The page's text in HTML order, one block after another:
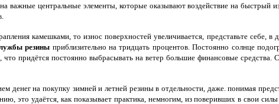
важные центральные элементы, которые оказывают воздействие на
камешками, то износ поверхностей увеличивается, представьте себе,
резины приблизительно на тридцать процентов. Постоянно солнце
что придётся постоянно выбрасывать на ветер большие финансовые
денег на покупку зимней и летней резины в отдельности, даже. понимая
это удаётся, как показывает практика, немногим, из поверивших в свои